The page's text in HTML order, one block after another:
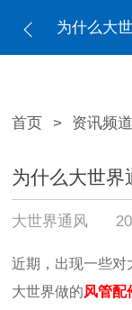
为什么大
首页 > 资讯频道
为什么大世界
大世界通风
近期，出现一些
大世界做的风管配